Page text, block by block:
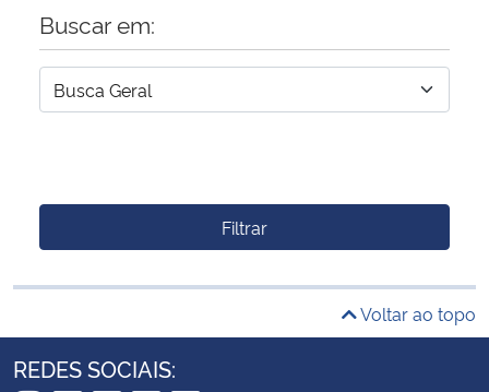
Buscar em:
Filtrar
Voltar ao topo
REDES SOCIAIS: